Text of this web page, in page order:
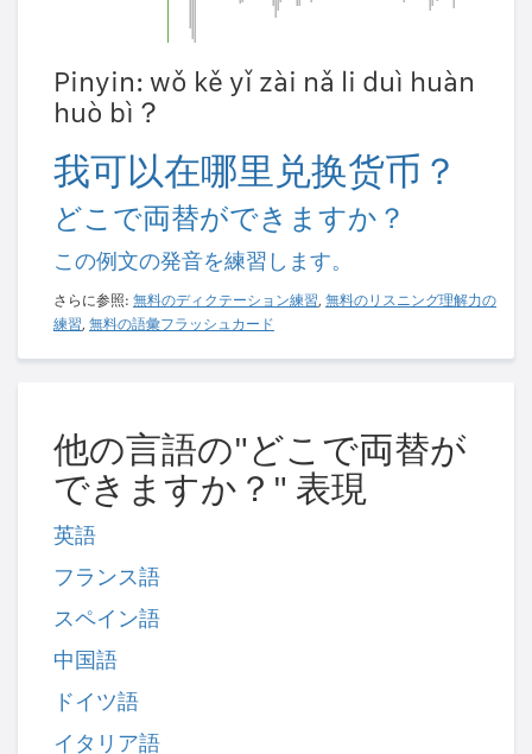
Pinyin: wǒ kě yǐ zài nǎ li duì huàn
huò bì？
我可以在哪里兑换货币？
どこで両替ができますか？
この例文の発音を練習します。
さらに参照: 無料のディクテーション練習, 無料のリスニング理解力の
練習, 無料の語彙フラッシュカード
他の言語の"どこで両替が
できますか？" 表現
英語
フランス語
スペイン語
中国語
ドイツ語
イタリア語